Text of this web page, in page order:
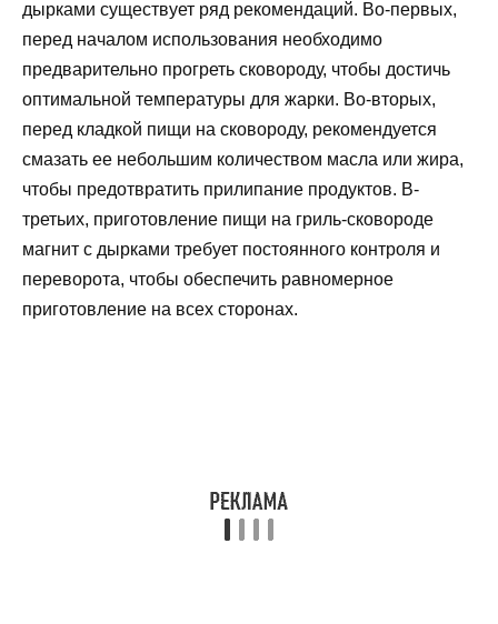
дырками существует ряд рекомендаций. Во-первых,
перед началом использования необходимо
предварительно прогреть сковороду, чтобы достичь
оптимальной температуры для жарки. Во-вторых,
перед кладкой пищи на сковороду, рекомендуется
смазать ее небольшим количеством масла или жира,
чтобы предотвратить прилипание продуктов. В-
третьих, приготовление пищи на гриль-сковороде
магнит с дырками требует постоянного контроля и
переворота, чтобы обеспечить равномерное
приготовление на всех сторонах.